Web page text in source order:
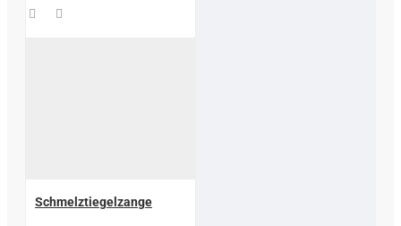
Schmelztiegelzange